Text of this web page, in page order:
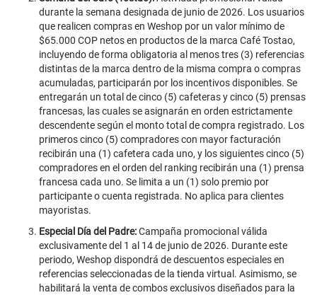
durante la semana designada de junio de 2026. Los usuarios
que realicen compras en Weshop por un valor mínimo de
$65.000 COP netos en productos de la marca Café Tostao,
incluyendo de forma obligatoria al menos tres (3) referencias
distintas de la marca dentro de la misma compra o compras
acumuladas, participarán por los incentivos disponibles. Se
entregarán un total de cinco (5) cafeteras y cinco (5) prensas
francesas, las cuales se asignarán en orden estrictamente
descendente según el monto total de compra registrado. Los
primeros cinco (5) compradores con mayor facturación
recibirán una (1) cafetera cada uno, y los siguientes cinco (5)
compradores en el orden del ranking recibirán una (1) prensa
francesa cada uno. Se limita a un (1) solo premio por
participante o cuenta registrada. No aplica para clientes
mayoristas.
Especial Día del Padre:Campaña promocional válida
exclusivamente del 1 al 14 de junio de 2026. Durante este
periodo, Weshop dispondrá de descuentos especiales en
referencias seleccionadas de la tienda virtual. Asimismo, se
habilitará la venta de combos exclusivos diseñados para la